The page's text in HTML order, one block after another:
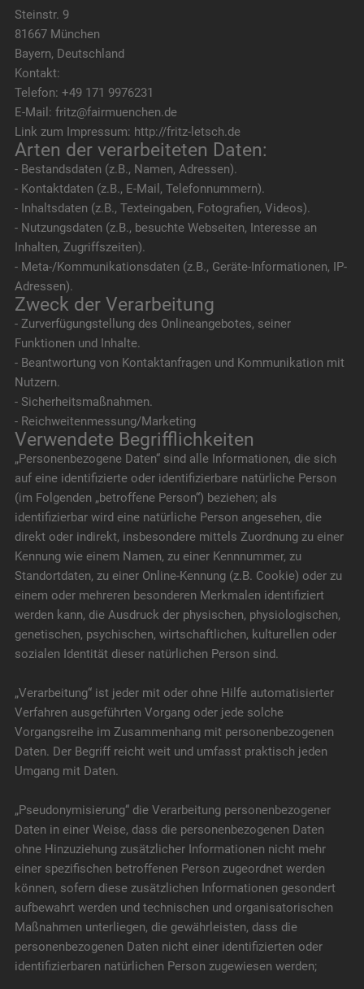
Steinstr. 9
81667 München
Bayern, Deutschland
Kontakt:
Telefon: +49 171 9976231
E-Mail: fritz@fairmuenchen.de
Link zum Impressum: http://fritz-letsch.de
Arten der verarbeiteten Daten:
- Bestandsdaten (z.B., Namen, Adressen).
- Kontaktdaten (z.B., E-Mail, Telefonnummern).
- Inhaltsdaten (z.B., Texteingaben, Fotografien, Videos).
- Nutzungsdaten (z.B., besuchte Webseiten, Interesse an
Inhalten, Zugriffszeiten).
- Meta-/Kommunikationsdaten (z.B., Geräte-Informationen, IP-
Adressen).
Zweck der Verarbeitung
- Zurverfügungstellung des Onlineangebotes, seiner
Funktionen und Inhalte.
- Beantwortung von Kontaktanfragen und Kommunikation mit
Nutzern.
- Sicherheitsmaßnahmen.
- Reichweitenmessung/Marketing
Verwendete Begrifflichkeiten
„Personenbezogene Daten“ sind alle Informationen, die sich
auf eine identifizierte oder identifizierbare natürliche Person
(im Folgenden „betroffene Person“) beziehen; als
identifizierbar wird eine natürliche Person angesehen, die
direkt oder indirekt, insbesondere mittels Zuordnung zu einer
Kennung wie einem Namen, zu einer Kennnummer, zu
Standortdaten, zu einer Online-Kennung (z.B. Cookie) oder zu
einem oder mehreren besonderen Merkmalen identifiziert
werden kann, die Ausdruck der physischen, physiologischen,
genetischen, psychischen, wirtschaftlichen, kulturellen oder
sozialen Identität dieser natürlichen Person sind.
„Verarbeitung“ ist jeder mit oder ohne Hilfe automatisierter
Verfahren ausgeführten Vorgang oder jede solche
Vorgangsreihe im Zusammenhang mit personenbezogenen
Daten. Der Begriff reicht weit und umfasst praktisch jeden
Umgang mit Daten.
„Pseudonymisierung“ die Verarbeitung personenbezogener
Daten in einer Weise, dass die personenbezogenen Daten
ohne Hinzuziehung zusätzlicher Informationen nicht mehr
einer spezifischen betroffenen Person zugeordnet werden
können, sofern diese zusätzlichen Informationen gesondert
aufbewahrt werden und technischen und organisatorischen
Maßnahmen unterliegen, die gewährleisten, dass die
personenbezogenen Daten nicht einer identifizierten oder
identifizierbaren natürlichen Person zugewiesen werden;